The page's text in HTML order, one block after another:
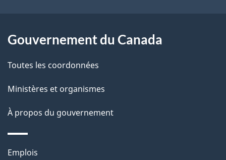
l
a
g
e
Gouvernement du Canada
Toutes les coordonnées
Ministères et organismes
À propos du gouvernement
Thèmes
Emplois